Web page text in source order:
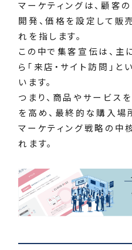
マーケティングは、顧客
開発、価格を設定して販
れを指します。
この中で集客宣伝は、主
ら「来店・サイト訪問」
います。
つまり、商品やサービス
を高め、最終的な購入場
マーケティング戦略の中
れます。